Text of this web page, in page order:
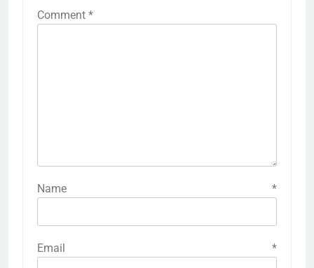
Comment *
Name *
Email *